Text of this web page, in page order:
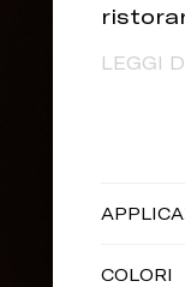
LEGGI
COLORI